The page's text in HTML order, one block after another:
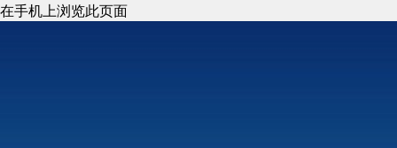
在手机上浏览此页面